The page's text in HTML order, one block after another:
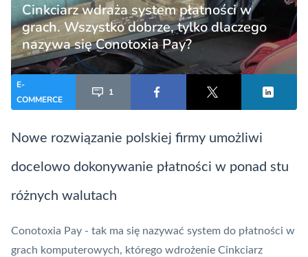
Cinkciarz wdraża system płatności w
grach. Wszystko dobrze, tylko dlaczego
nazywa się Conotoxia Pay?
E-
COMMERCE
1
Nowe rozwiązanie polskiej firmy umożliwi
docelowo dokonywanie płatności w ponad stu
różnych walutach
Conotoxia Pay - tak ma się nazywać system do płatności w
grach komputerowych, którego wdrożenie Cinkciarz